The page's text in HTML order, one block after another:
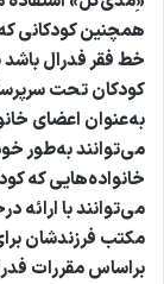
خط فقر فدرال
کودکان تحت
به‌عنوان اعضای
می‌توانند به‌طور
خانواده‌هایی که
مکتب فرزندشان